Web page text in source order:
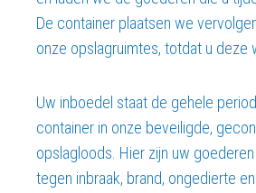
De container plaatsen we
onze opslagruimtes, totdat u deze
Uw inboedel staat de gehele
container in onze beveiligde,
opslagloods. Hier zijn uw
tegen inbraak, brand, ongedierte